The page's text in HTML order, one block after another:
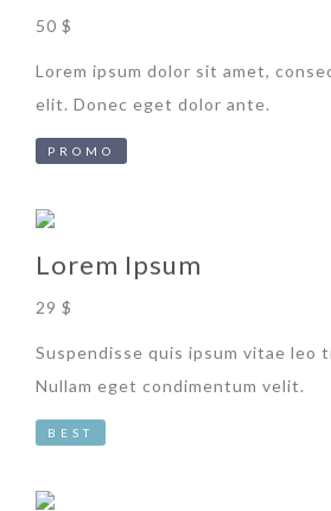
50 $
Lorem ipsum dolor sit amet,
elit. Donec eget dolor ante.
PROMO
Lorem Ipsum
29 $
Suspendisse quis ipsum vitae leo
Nullam eget condimentum velit.
BEST